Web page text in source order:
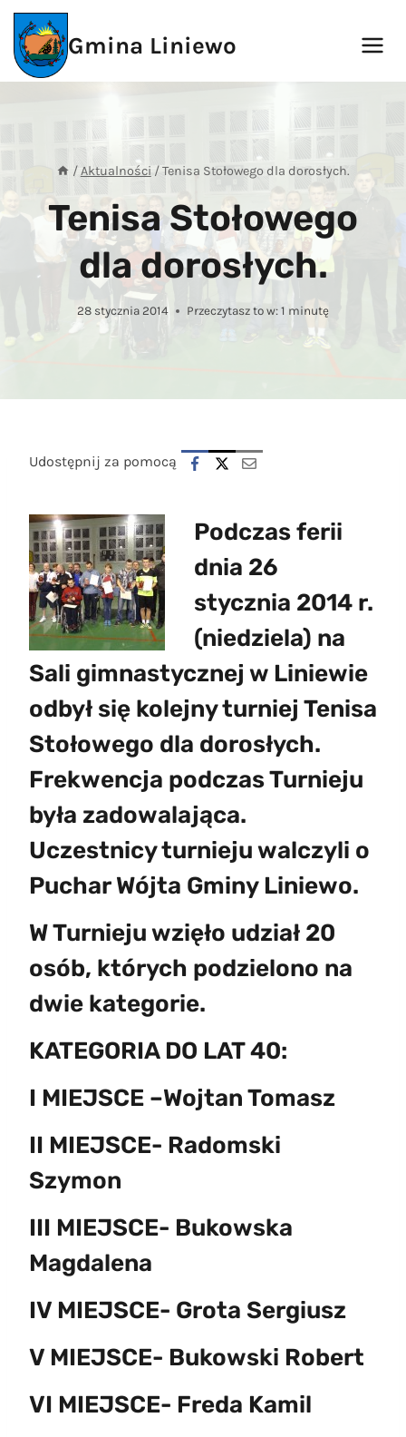
Przejdź
treści
Gmina Liniewo
/Aktualności /Tenisa Stołowego dla dorosłych.
Tenisa Stołowego
dla dorosłych.
28 stycznia 2014 Przeczytasz to w: 1 minutę
Udostępnij za pomocą
Podczas ferii
dnia 26
stycznia 2014 r.
(niedziela) na
Sali gimnastycznej w Liniewie
odbył się kolejny turniej Tenisa
Stołowego dla dorosłych.
Frekwencja podczas Turnieju
była zadowalająca.
Uczestnicy turnieju walczyli o
Puchar Wójta Gminy Liniewo.
W Turnieju wzięło udział 20
osób, których podzielono na
dwie kategorie.
KATEGORIA DO LAT 40:
I MIEJSCE –Wojtan Tomasz
II MIEJSCE- Radomski
Szymon
III MIEJSCE- Bukowska
Magdalena
IV MIEJSCE- Grota Sergiusz
V MIEJSCE- Bukowski Robert
VI MIEJSCE- Freda Kamil